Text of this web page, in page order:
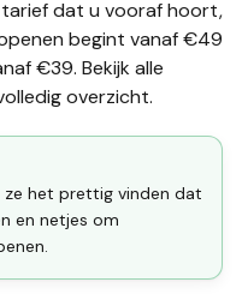
dat u vooraf hoort,
begint vanaf €49
€39. Bekijk alle
overzicht.
ze het prettig vinden dat
en netjes om